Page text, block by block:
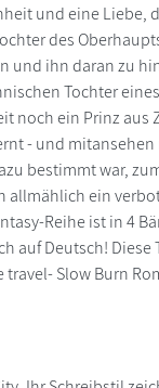
und eine
des
und ihn daran zu
Tochter
noch ein Prinz aus
- und
bestimmt war,
allmählich ein
Reihe ist in 4
auf Deutsch! Diese
Slow Burn